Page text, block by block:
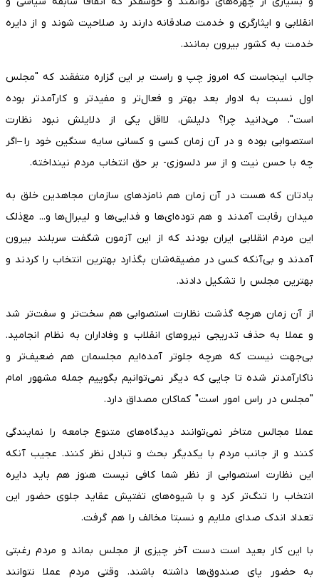
انقلابی و ایثارگری و خدمت صادقانه دارند رد صلاحیت شوند و از دایره
خدمت به کشور بیرون بمانند.
جالب اینجاست که امروز چپ و راست بر این گزاره متفقند که "مجلس
اول نسبت به ادوار بعد بهتر و فعال‌تر و مفیدتر و کارآمدتر بوده
است". می‌دانید چرا؟ دلیلش، لااقل یکی از دلایلش نبود نظارت
استصوابی بوده و در آن زمان کسی و کسانی سایه سنگین خود را –اگر
چه با حسن نیت و از سر دلسوزی- بر حق انتخاب مردم نینداخته.
یادتان که هست در آن زمان هم نامزدهای سازمان مجاهدین خلق به
میدان رقابت آمدند و هم توده‌ای‌ها و فدایی‌ها و لیبرال‌ها و... مع‌ذلک
این مردم انقلابی ایران بودند که از این آزمون شگفت سربلند بیرون
آمدند و بی‌آنکه کسی در مضیقه‌شان بگذارد بهترین انتخاب را کردند و
بهترین مجلس را تشکیل دادند.
از آن زمان هرچه گذشت نظارت استصوابی هم سخت‌تر و سفت‌تر شد
و عملا به حذف تدریجی نیروهای انقلاب و وفاداران به نظام انجامید.
بی‌جهت نیست که هرچه جلوتر آمده‌ایم مجلسمان هم ضعیف‌تر و
ناکارآمدتر شده تا جایی که دیگر نمی‌توانیم بگوییم جمله مشهور امام
"مجلس در راس امور است" کماکان مصداق دارد.
عملا مجالس متاخر نمی‌توانند دیدگاه‌های متنوع جامعه را نمایندگی
کنند و از جانب مردم با یکدیگر بحث و تبادل نظر کنند. عجیب آنکه
این نظارت استصوابی از نظر شما کافی نیست هنوز هم باید دایره
انتخاب را تنگ‌تر کرد و با شیوه‌های تفتیش عقاید جلوی حضور این
تعداد اندک صدای ملایم و نسبتا مخالف را هم گرفت.
با این کار بعید است دست آخر چیزی از مجلس بماند و مردم رغبتی
به حضور پای صندوق‌ها داشته باشند. وقتی مردم عملا نتوانند